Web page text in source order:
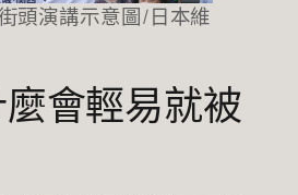
頭演講示意圖/日本維
會輕易就被